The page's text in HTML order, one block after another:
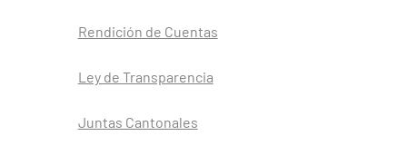
Rendición de Cuentas
Ley de Transparencia
Juntas Cantonales